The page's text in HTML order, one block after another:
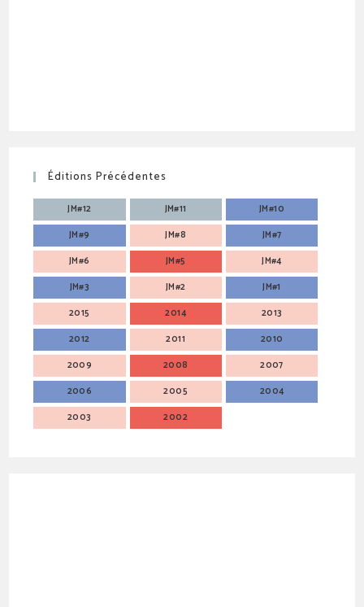
Éditions Précédentes
JM#12 JM#11
JM#10
JM#9
JM#8
JM#7
JM#6
JM#5
JM#4
JM#3
JM#2
JM#1
2015
2014
2013
2012
2011
2010
2009
2008
2007
2006
2005
2004
2003
2002